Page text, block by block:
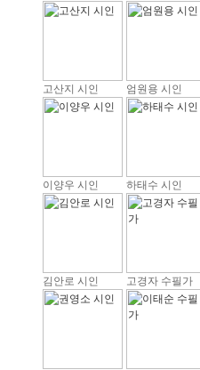
고산지 시인 엄원용 시인
이양우 시인 하태수 시인
김안로 시인 고경자 수필가